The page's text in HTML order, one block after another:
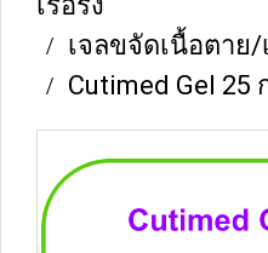
เจลขจัดเนื้อตาย/
Cutimed Gel 25